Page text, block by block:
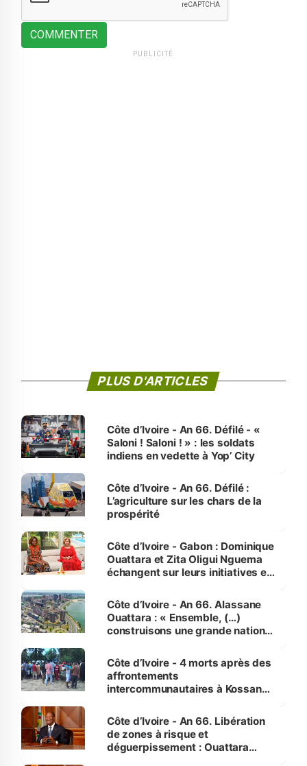
COMMENTER
PUBLICITÉ
PLUS D'ARTICLES
Côte d’Ivoire - An 66. Défilé - «
Saloni ! Saloni ! » : les soldats
indiens en vedette à Yop’ City
Côte d’Ivoire - An 66. Défilé :
L’agriculture sur les chars de la
prospérité
Côte d’Ivoire - Gabon : Dominique
Ouattara et Zita Oligui Nguema
échangent sur leurs initiatives en
enfants
Côte d’Ivoire - An 66. Alassane
Ouattara : « Ensemble, (…)
construisons une grande nation
générations futures »
Côte d’Ivoire - 4 morts après des
affrontements
intercommunautaires à Kossandji
milieu des sinistrés
Côte d’Ivoire - An 66. Libération
de zones à risque et
déguerpissement : Ouattara